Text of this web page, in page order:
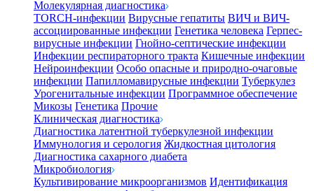
Молекулярная диагностика
TORCH-инфекции Вирусные гепатиты ВИЧ и ВИЧ-
ассоциированные инфекции Генетика человека Герпес-
вирусные инфекции Гнойно-септические инфекции
Инфекции респираторного тракта Кишечные инфекции
Нейроинфекции Особо опасные и природно-очаговые
инфекции Папилломавирусные инфекции Туберкулез
Урогенитальные инфекции Программное обеспечение
Микозы Генетика Прочие
Клиническая диагностика
Диагностика латентной туберкулезной инфекции
Иммунология и серология Жидкостная цитология
Диагностика сахарного диабета
Микробиология
Культивирование микроорганизмов Идентификация